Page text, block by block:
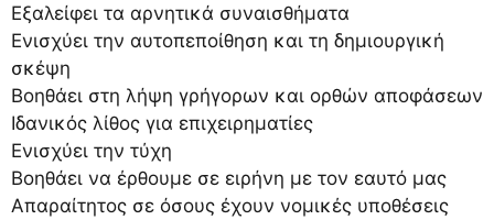
Εξαλείφει τα αρνητικά συναισθήματα
Ενισχύει την αυτοπεποίθηση και τη δημιουργική
σκέψη
Βοηθάει στη λήψη γρήγορων και ορθών αποφάσεων
Ιδανικός λίθος για επιχειρηματίες
Ενισχύει την τύχη
Βοηθάει να έρθουμε σε ειρήνη με τον εαυτό μας
Απαραίτητος σε όσους έχουν νομικές υποθέσεις